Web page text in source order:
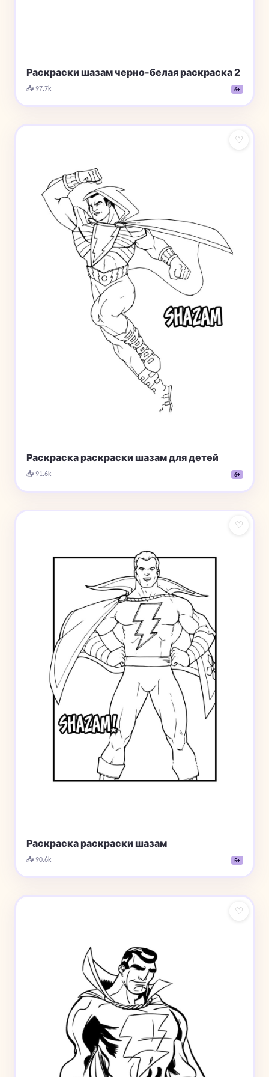
Раскраски шазам черно-белая раскраска 2
📥 97.7k 6+
♡
Раскраска раскраски шазам для детей
📥 91.6k 6+
♡
Раскраска раскраски шазам
📥 90.6k 5+
♡